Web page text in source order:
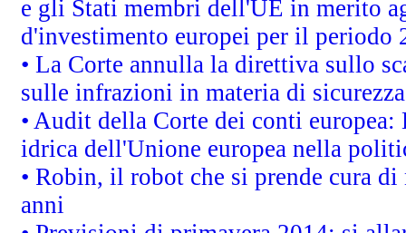
e gli Stati membri dell'UE in merito
d'investimento europei per il periodo
• La Corte annulla la direttiva sullo
sulle infrazioni in materia di
• Audit della Corte dei conti
idrica dell'Unione europea nella
• Robin, il robot che si prende cura
anni